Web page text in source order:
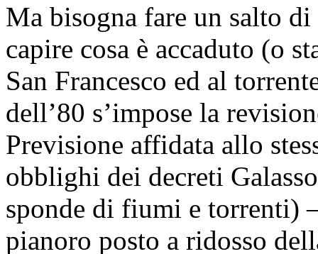
Ma bisogna fare un salto
capire cosa è accaduto (o
San Francesco ed al
dell’80 s’impose la
Previsione affidata allo
obblighi dei decreti
sponde di fiumi e torrenti)
pianoro posto a ridosso